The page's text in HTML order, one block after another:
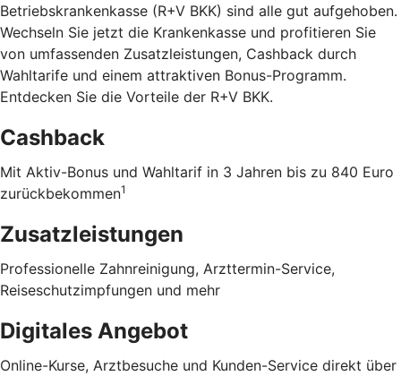
Betriebskrankenkasse (R+V BKK) sind alle gut aufgehoben.
Wechseln Sie jetzt die Krankenkasse und profitieren Sie
von umfassenden Zusatzleistungen, Cashback durch
Wahltarife und einem attraktiven Bonus-Programm.
Entdecken Sie die Vorteile der R+V BKK.
Cashback
Mit Aktiv-Bonus und Wahltarif in 3 Jahren bis zu 840 Euro
zurückbekommen1
Zusatzleistungen
Professionelle Zahnreinigung, Arzttermin-Service,
Reiseschutzimpfungen und mehr
Digitales Angebot
Online-Kurse, Arztbesuche und Kunden-Service direkt über